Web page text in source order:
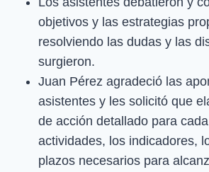
objetivos y las estrategias
resolviendo las dudas y las
surgieron.
Juan Pérez agradeció las
asistentes y les solicitó que
de acción detallado para
actividades, los indicadores,
plazos necesarios para